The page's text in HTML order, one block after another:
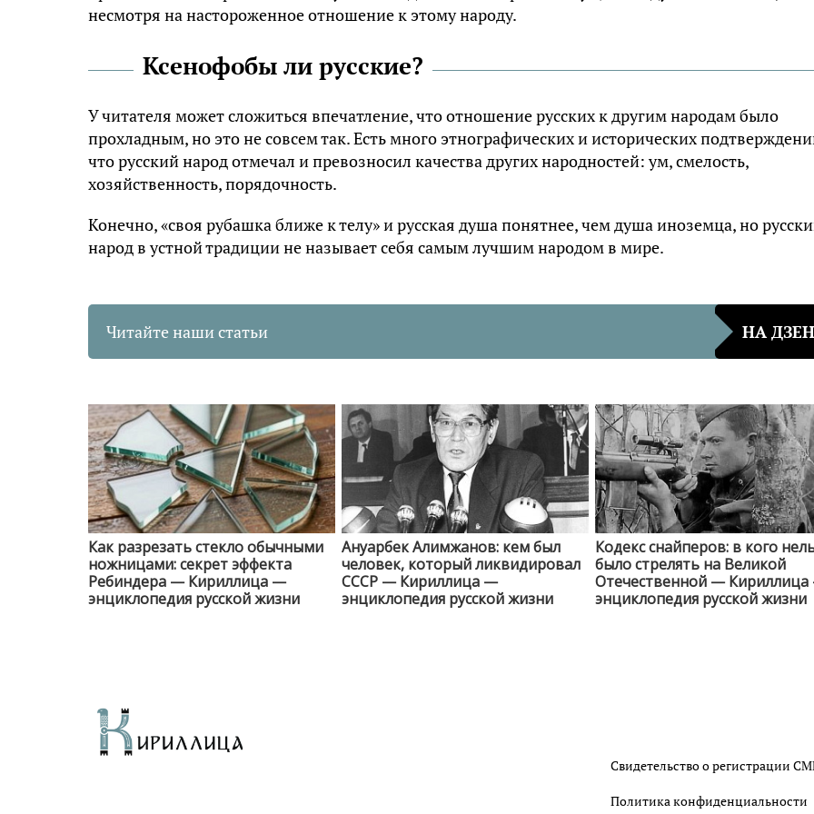
несмотря на настороженное отношение к этому народу.
Ксенофобы ли русские?
У читателя может сложиться впечатление, что отношение русских к другим народам было
прохладным, но это не совсем так. Есть много этнографических и исторических
что русский народ отмечал и превозносил качества других народностей: ум, смелость,
хозяйственность, порядочность.
Конечно, «своя рубашка ближе к телу» и русская душа понятнее, чем душа иноземца, но
народ в устной традиции не называет себя самым лучшим народом в мире.
Читайте наши статьи НА ДЗЕН
Как разрезать стекло обычными
ножницами: секрет эффекта
Ребиндера — Кириллица —
энциклопедия русской жизни
Ануарбек Алимжанов: кем был
человек, который ликвидировал
СССР — Кириллица —
энциклопедия русской жизни
Кодекс снайперов: в кого
было стрелять на Великой
Отечественной —
энциклопедия русской жизни
Свидетельство о регистрации
Политика конфиденциальности